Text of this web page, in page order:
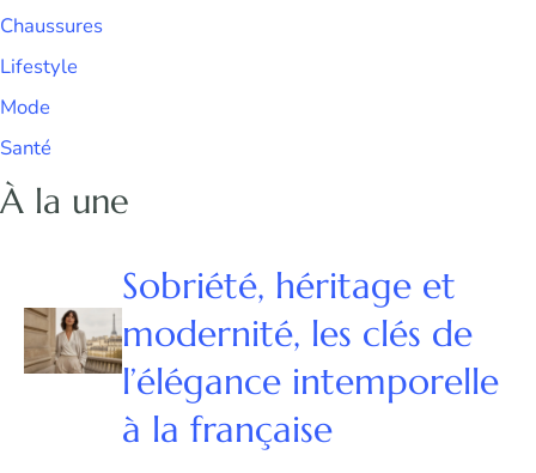
Chaussures
Lifestyle
Mode
Santé
À la une
Sobriété, héritage et
modernité, les clés de
l’élégance intemporelle
à la française